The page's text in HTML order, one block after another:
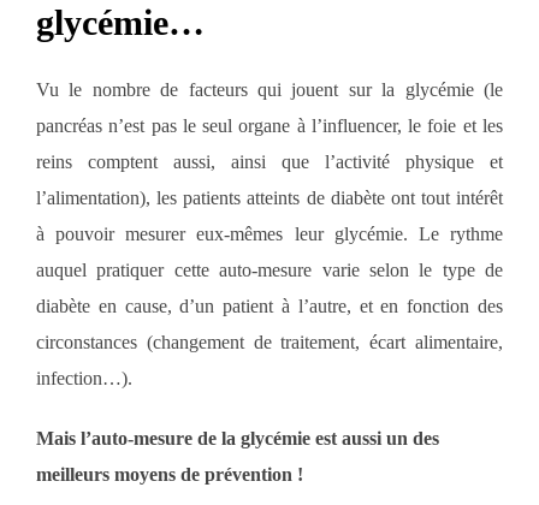
glycémie…
Vu le nombre de facteurs qui jouent sur la glycémie (le
pancréas n’est pas le seul organe à l’influencer, le foie et les
reins comptent aussi, ainsi que l’activité physique et
l’alimentation), les patients atteints de diabète ont tout intérêt
à pouvoir mesurer eux-mêmes leur glycémie. Le rythme
auquel pratiquer cette auto-mesure varie selon le type de
diabète en cause, d’un patient à l’autre, et en fonction des
circonstances (changement de traitement, écart alimentaire,
infection…).
Mais l’auto-mesure de la glycémie est aussi un des
meilleurs moyens de prévention !